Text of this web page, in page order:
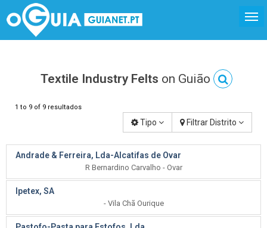
Textile Industry Felts on Guião
1 to 9 of 9 resultados
Tipo Filtrar Distrito
Andrade & Ferreira, Lda-Alcatifas de Ovar
R Bernardino Carvalho - Ovar
Ipetex, SA
- Vila Chã Ourique